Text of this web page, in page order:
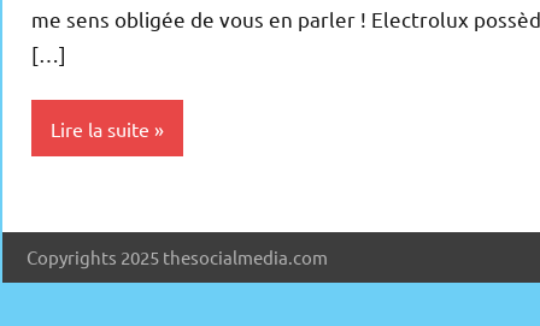
me sens obligée de vous en parler ! Electrolux
[…]
Lire la suite
Copyrights 2025 thesocialmedia.com